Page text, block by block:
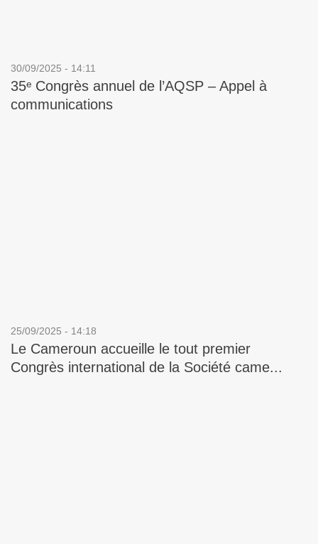
30/09/2025 - 14:11
35ᵉ Congrès annuel de l’AQSP – Appel à
communications
25/09/2025 - 14:18
Le Cameroun accueille le tout premier
Congrès international de la Société came...